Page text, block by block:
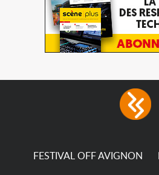
FESTIVAL OFF AVIGNON